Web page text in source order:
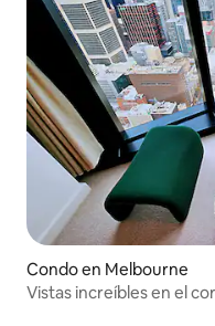
Condo en Melbourne
Vistas increíbles en el